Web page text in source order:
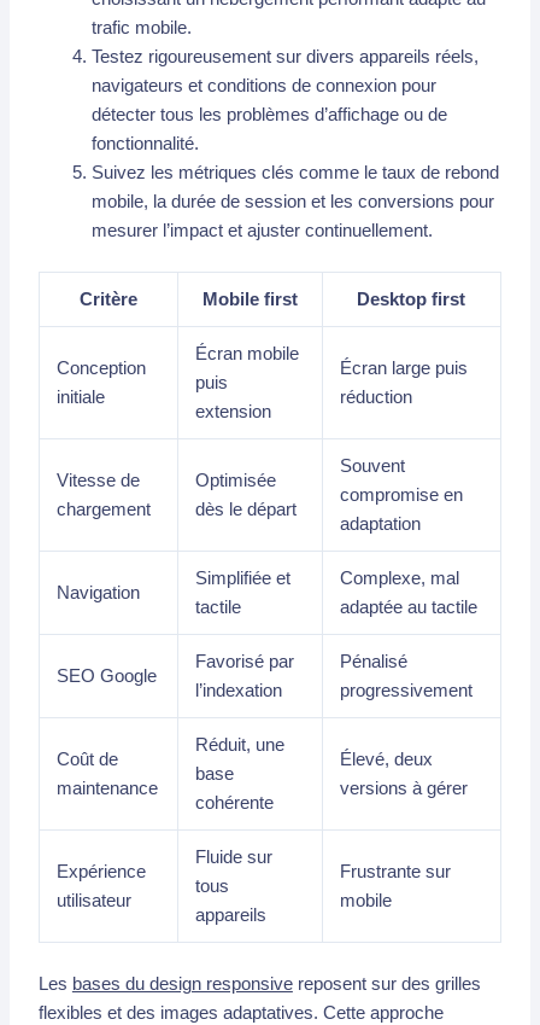
trafic mobile.
Testez rigoureusement sur divers appareils réels,
navigateurs et conditions de connexion pour
détecter tous les problèmes d’affichage ou de
fonctionnalité.
Suivez les métriques clés comme le taux de rebond
mobile, la durée de session et les conversions pour
mesurer l’impact et ajuster continuellement.
Critère Mobile first Desktop first
Conception
initiale
Écran mobile
puis
extension
Écran large puis
réduction
Vitesse de
chargement
Optimisée
dès le départ
Souvent
compromise en
adaptation
Navigation
Simplifiée et
tactile
Complexe, mal
adaptée au tactile
SEO Google
Favorisé par
l’indexation
Pénalisé
progressivement
Coût de
maintenance
Réduit, une
base
cohérente
Élevé, deux
versions à gérer
Expérience
utilisateur
Fluide sur
tous
appareils
Frustrante sur
mobile
Les bases du design responsivereposent sur des grilles
flexibles et des images adaptatives. Cette approche